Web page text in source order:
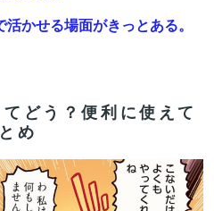
活かせる場面がきっとある。
ツリ弄って欲しい。でも新し
かも
いう台風が発生するｗｗｗｗ
どう？便利に使えて
め